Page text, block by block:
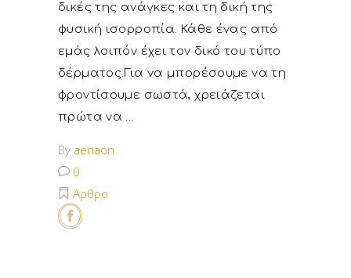
δικές της ανάγκες και τη δική της
φυσική ισορροπία. Κάθε ένας από
εμάς λοιπόν έχει τον δικό του τύπο
δέρματος.Για να μπορέσουμε να τη
φροντίσουμε σωστά, χρειάζεται
πρώτα να
By aenaon
0
Αρθρο